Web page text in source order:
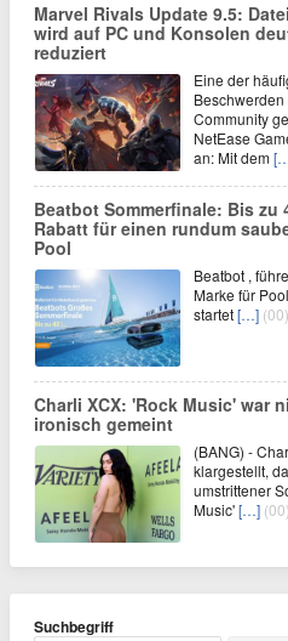
Marvel Rivals Update 9.5:
wird auf PC und Konsolen
reduziert
Eine der
Beschwerden
Community
NetEase
an: Mit dem
Beatbot Sommerfinale: Bis zu
Rabatt für einen rundum
Pool
Beatbot ,
Marke für
startet[…] (00)
Charli XCX: 'Rock Music' war
ironisch gemeint
(BANG) -
klargestellt,
umstrittener
Music'[…] (00)
Suchbegriff